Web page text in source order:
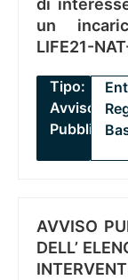
di
un
LIFE21-
Tipo:
Avviso
Pubblico
AVVISO
DELL’